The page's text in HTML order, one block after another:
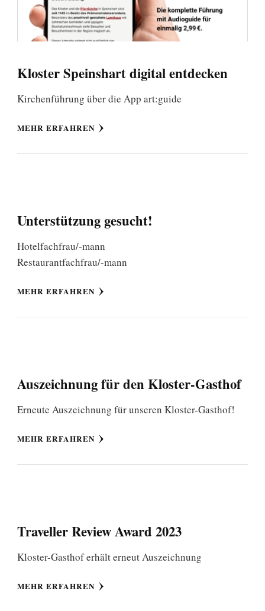
Kloster Speinshart digital entdecken
Kirchenführung über die App art:guide
MEHR ERFAHREN
Unterstützung gesucht!
Hotelfachfrau/-mann
Restaurantfachfrau/-mann
MEHR ERFAHREN
Auszeichnung für den Kloster-Gasthof
Erneute Auszeichnung für unseren Kloster-Gasthof!
MEHR ERFAHREN
Traveller Review Award 2023
Kloster-Gasthof erhält erneut Auszeichnung
MEHR ERFAHREN